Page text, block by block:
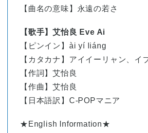
【曲名の意味】永遠の若さ
【歌手】艾怡良 Eve Ai
【ピンイン】 àiyí
liáng
【カタカナ】アイイーリャン、イ
【作詞】艾怡良
【作曲】艾怡良
【日本語訳】C-POPマニア
★English Information★